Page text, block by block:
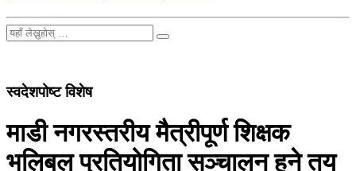
स्वदेशपोष्ट विशेष
माडी नगरस्तरीय मैत्रीपूर्ण शिक्षक
भलिबल प्रतियोगिता सञ्चालन हुने तय